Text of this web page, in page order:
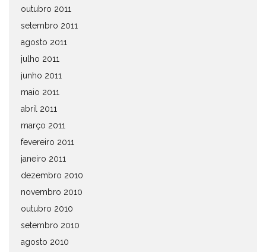
outubro 2011
setembro 2011
agosto 2011
julho 2011
junho 2011
maio 2011
abril 2011
março 2011
fevereiro 2011
janeiro 2011
dezembro 2010
novembro 2010
outubro 2010
setembro 2010
agosto 2010